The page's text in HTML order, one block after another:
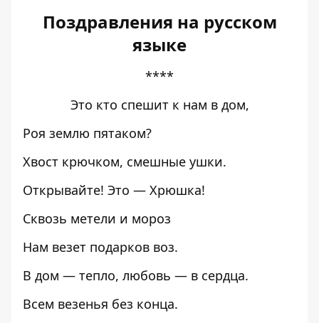
Поздравления на русском
языке
****
Это кто спешит к нам в дом,
Роя землю пятаком?
Хвост крючком, смешные ушки.
Открывайте! Это — Хрюшка!
Сквозь метели и мороз
Нам везет подарков воз.
В дом — тепло, любовь — в сердца.
Всем везенья без конца.